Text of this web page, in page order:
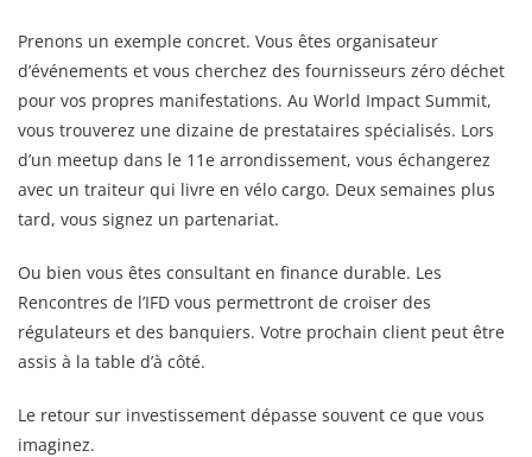
Prenons un exemple concret. Vous êtes organisateur
d’événements et vous cherchez des fournisseurs zéro déchet
pour vos propres manifestations. Au World Impact Summit,
vous trouverez une dizaine de prestataires spécialisés. Lors
d’un meetup dans le 11e arrondissement, vous échangerez
avec un traiteur qui livre en vélo cargo. Deux semaines plus
tard, vous signez un partenariat.
Ou bien vous êtes consultant en finance durable. Les
Rencontres de l’IFD vous permettront de croiser des
régulateurs et des banquiers. Votre prochain client peut être
assis à la table d’à côté.
Le retour sur investissement dépasse souvent ce que vous
imaginez.